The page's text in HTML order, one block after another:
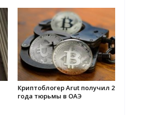
Криптоблогер Arut получил 2
года тюрьмы в ОАЭ